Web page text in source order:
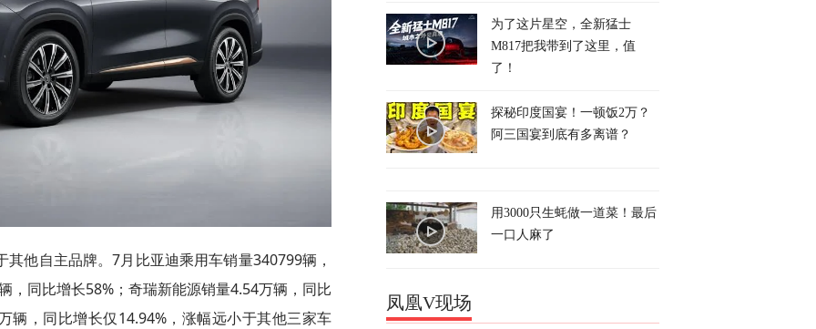
他自主品牌。7月比亚迪乘用车销量340799辆，
，同比增长58%；奇瑞新能源销量4.54万辆，同比
辆，同比增长仅14.94%，涨幅远小于其他三家车
为了这片星空，全新猛士
M817把我带到了这里，值
了！
探秘印度国宴！一顿饭2万？
阿三国宴到底有多离谱？
用3000只生蚝做一道菜！最后
一口人麻了
凤凰V现场